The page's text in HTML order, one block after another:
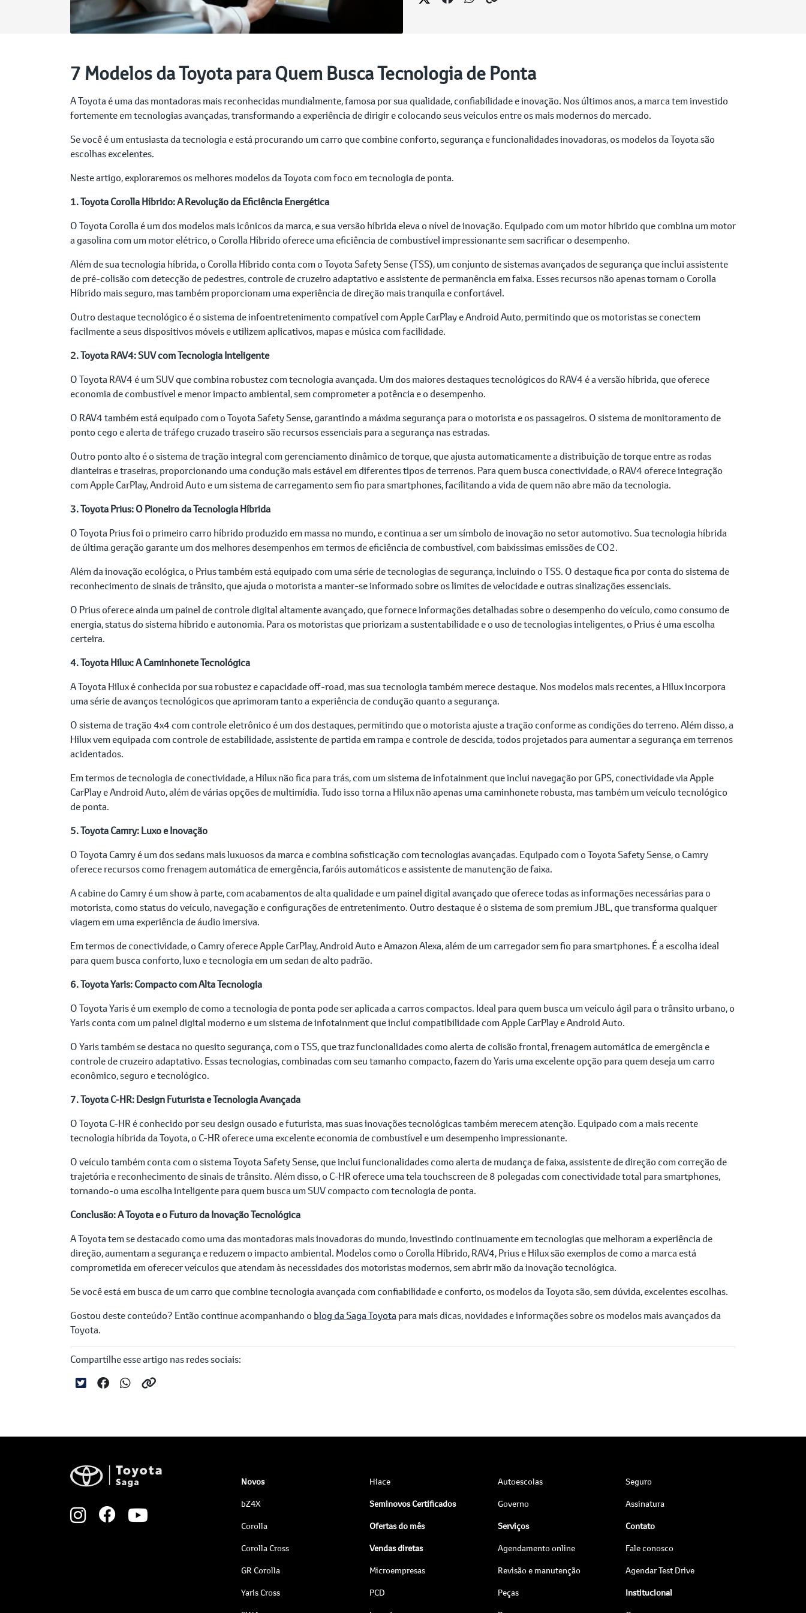
7 Modelos da Toyota para Quem Busca Tecnologia de Ponta
A Toyota é uma das montadoras mais reconhecidas mundialmente, famosa por sua qualidade, confiabilidade e inovação. Nos últimos anos, a marca tem investido
fortemente em tecnologias avançadas, transformando a experiência de dirigir e colocando seus veículos entre os mais modernos do mercado.
Se você é um entusiasta da tecnologia e está procurando um carro que combine conforto, segurança e funcionalidades inovadoras, os modelos da Toyota são
escolhas excelentes.
Neste artigo, exploraremos os melhores modelos da Toyota com foco em tecnologia de ponta.
1. Toyota Corolla Híbrido: A Revolução da Eficiência Energética
O Toyota Corolla é um dos modelos mais icônicos da marca, e sua versão híbrida eleva o nível de inovação. Equipado com um motor híbrido que combina um motor
a gasolina com um motor elétrico, o Corolla Híbrido oferece uma eficiência de combustível impressionante sem sacrificar o desempenho.
Além de sua tecnologia híbrida, o Corolla Híbrido conta com o Toyota Safety Sense (TSS), um conjunto de sistemas avançados de segurança que inclui assistente
de pré-colisão com detecção de pedestres, controle de cruzeiro adaptativo e assistente de permanência em faixa. Esses recursos não apenas tornam o Corolla
Híbrido mais seguro, mas também proporcionam uma experiência de direção mais tranquila e confortável.
Outro destaque tecnológico é o sistema de infoentretenimento compatível com Apple CarPlay e Android Auto, permitindo que os motoristas se conectem
facilmente a seus dispositivos móveis e utilizem aplicativos, mapas e música com facilidade.
2. Toyota RAV4: SUV com Tecnologia Inteligente
O Toyota RAV4 é um SUV que combina robustez com tecnologia avançada. Um dos maiores destaques tecnológicos do RAV4 é a versão híbrida, que oferece
economia de combustível e menor impacto ambiental, sem comprometer a potência e o desempenho.
O RAV4 também está equipado com o Toyota Safety Sense, garantindo a máxima segurança para o motorista e os passageiros. O sistema de monitoramento de
ponto cego e alerta de tráfego cruzado traseiro são recursos essenciais para a segurança nas estradas.
Outro ponto alto é o sistema de tração integral com gerenciamento dinâmico de torque, que ajusta automaticamente a distribuição de torque entre as rodas
dianteiras e traseiras, proporcionando uma condução mais estável em diferentes tipos de terrenos. Para quem busca conectividade, o RAV4 oferece integração
com Apple CarPlay, Android Auto e um sistema de carregamento sem fio para smartphones, facilitando a vida de quem não abre mão da tecnologia.
3. Toyota Prius: O Pioneiro da Tecnologia Híbrida
O Toyota Prius foi o primeiro carro híbrido produzido em massa no mundo, e continua a ser um símbolo de inovação no setor automotivo. Sua tecnologia híbrida
de última geração garante um dos melhores desempenhos em termos de eficiência de combustível, com baixíssimas emissões de CO2.
Além da inovação ecológica, o Prius também está equipado com uma série de tecnologias de segurança, incluindo o TSS. O destaque fica por conta do sistema de
reconhecimento de sinais de trânsito, que ajuda o motorista a manter-se informado sobre os limites de velocidade e outras sinalizações essenciais.
O Prius oferece ainda um painel de controle digital altamente avançado, que fornece informações detalhadas sobre o desempenho do veículo, como consumo de
energia, status do sistema híbrido e autonomia. Para os motoristas que priorizam a sustentabilidade e o uso de tecnologias inteligentes, o Prius é uma escolha
certeira.
4. Toyota Hilux: A Caminhonete Tecnológica
A Toyota Hilux é conhecida por sua robustez e capacidade off-road, mas sua tecnologia também merece destaque. Nos modelos mais recentes, a Hilux incorpora
uma série de avanços tecnológicos que aprimoram tanto a experiência de condução quanto a segurança.
O sistema de tração 4x4 com controle eletrônico é um dos destaques, permitindo que o motorista ajuste a tração conforme as condições do terreno. Além disso, a
Hilux vem equipada com controle de estabilidade, assistente de partida em rampa e controle de descida, todos projetados para aumentar a segurança em terrenos
acidentados.
Em termos de tecnologia de conectividade, a Hilux não fica para trás, com um sistema de infotainment que inclui navegação por GPS, conectividade via Apple
CarPlay e Android Auto, além de várias opções de multimídia. Tudo isso torna a Hilux não apenas uma caminhonete robusta, mas também um veículo tecnológico
de ponta.
5. Toyota Camry: Luxo e Inovação
O Toyota Camry é um dos sedans mais luxuosos da marca e combina sofisticação com tecnologias avançadas. Equipado com o Toyota Safety Sense, o Camry
oferece recursos como frenagem automática de emergência, faróis automáticos e assistente de manutenção de faixa.
A cabine do Camry é um show à parte, com acabamentos de alta qualidade e um painel digital avançado que oferece todas as informações necessárias para o
motorista, como status do veículo, navegação e configurações de entretenimento. Outro destaque é o sistema de som premium JBL, que transforma qualquer
viagem em uma experiência de áudio imersiva.
Em termos de conectividade, o Camry oferece Apple CarPlay, Android Auto e Amazon Alexa, além de um carregador sem fio para smartphones. É a escolha ideal
para quem busca conforto, luxo e tecnologia em um sedan de alto padrão.
6. Toyota Yaris: Compacto com Alta Tecnologia
O Toyota Yaris é um exemplo de como a tecnologia de ponta pode ser aplicada a carros compactos. Ideal para quem busca um veículo ágil para o trânsito urbano, o
Yaris conta com um painel digital moderno e um sistema de infotainment que inclui compatibilidade com Apple CarPlay e Android Auto.
O Yaris também se destaca no quesito segurança, com o TSS, que traz funcionalidades como alerta de colisão frontal, frenagem automática de emergência e
controle de cruzeiro adaptativo. Essas tecnologias, combinadas com seu tamanho compacto, fazem do Yaris uma excelente opção para quem deseja um carro
econômico, seguro e tecnológico.
7. Toyota C-HR: Design Futurista e Tecnologia Avançada
O Toyota C-HR é conhecido por seu design ousado e futurista, mas suas inovações tecnológicas também merecem atenção. Equipado com a mais recente
tecnologia híbrida da Toyota, o C-HR oferece uma excelente economia de combustível e um desempenho impressionante.
O veículo também conta com o sistema Toyota Safety Sense, que inclui funcionalidades como alerta de mudança de faixa, assistente de direção com correção de
trajetória e reconhecimento de sinais de trânsito. Além disso, o C-HR oferece uma tela touchscreen de 8 polegadas com conectividade total para smartphones,
tornando-o uma escolha inteligente para quem busca um SUV compacto com tecnologia de ponta.
Conclusão: A Toyota e o Futuro da Inovação Tecnológica
A Toyota tem se destacado como uma das montadoras mais inovadoras do mundo, investindo continuamente em tecnologias que melhoram a experiência de
direção, aumentam a segurança e reduzem o impacto ambiental. Modelos como o Corolla Híbrido, RAV4, Prius e Hilux são exemplos de como a marca está
comprometida em oferecer veículos que atendam às necessidades dos motoristas modernos, sem abrir mão da inovação tecnológica.
Se você está em busca de um carro que combine tecnologia avançada com confiabilidade e conforto, os modelos da Toyota são, sem dúvida, excelentes escolhas.
Gostou deste conteúdo? Então continue acompanhando o blog da Saga Toyotapara mais dicas, novidades e informações sobre os modelos mais avançados da
Toyota.
Compartilhe esse artigo nas redes sociais:
Novos
bZ4X
Corolla
Corolla Cross
GR Corolla
Yaris Cross
Hiace
Seminovos Certificados
Ofertas do mês
Vendas diretas
Microempresas
PCD
Autoescolas
Governo
Serviços
Agendamento online
Revisão e manutenção
Peças
Seguro
Assinatura
Contato
Fale conosco
Agendar Test Drive
Institucional